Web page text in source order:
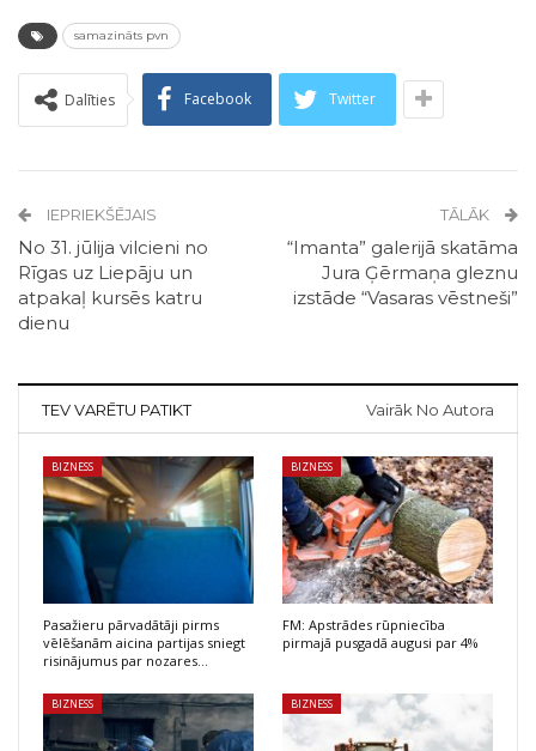
samazināts pvn
Dalīties Facebook Twitter
IEPRIEKŠĒJAIS
No 31. jūlija vilcieni no
Rīgas uz Liepāju un
atpakaļ kursēs katru
dienu
TĀLĀK
“Imanta” galerijā skatāma
Jura Ģērmaņa gleznu
izstāde “Vasaras vēstneši”
TEV VARĒTU PATIKT Vairāk No Autora
BIZNESS
Pasažieru pārvadātāji pirms
vēlēšanām aicina partijas sniegt
risinājumus par nozares…
BIZNESS
FM: Apstrādes rūpniecība
pirmajā pusgadā augusi par 4%
BIZNESS BIZNESS